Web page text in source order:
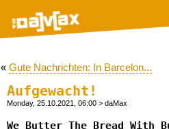
« Gute Nachrichten: In Barcelon...
Aufgewacht!
Monday, 25.10.2021, 06:00 > daMax
We Butter The Bread With